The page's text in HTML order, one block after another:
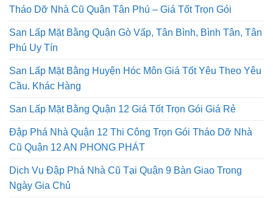
Tháo Dỡ Nhà Cũ Quận Tân Phú – Giá Tốt Trọn Gói
San Lấp Mặt Bằng Quận Gò Vấp, Tân Bình, Bình Tân, Tân
Phú Uy Tín
San Lấp Mặt Bằng Huyện Hóc Môn Giá Tốt Yêu Theo Yêu
Cầu. Khác Hàng
San Lấp Mặt Bằng Quận 12 Giá Tốt Trọn Gói Giá Rẻ
Đập Phá Nhà Quận 12 Thi Công Trọn Gói Tháo Dỡ Nhà
Cũ Quận 12 AN PHONG PHÁT
Dịch Vụ Đập Phá Nhà Cũ Tại Quận 9 Bàn Giao Trong
Ngày Gia Chủ